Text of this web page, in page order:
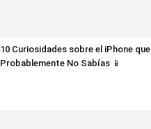
10 Curiosidades sobre el iPhone que
Probablemente No Sabías 📱